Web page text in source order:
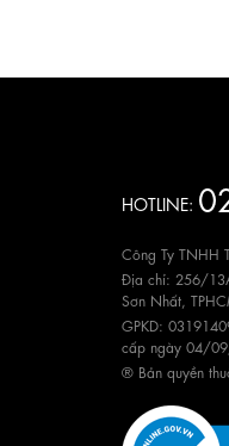
HOTLINE:
Công Ty TNHH
Địa chỉ: 256/
Sơn Nhất,
GPKD:
cấp ngày 04/
® Bản quyền